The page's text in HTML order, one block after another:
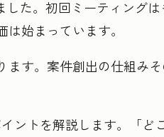
た。初回ミーティングは
始まっています。
ます。案件創出の仕組みそ
ントを解説します。「ど